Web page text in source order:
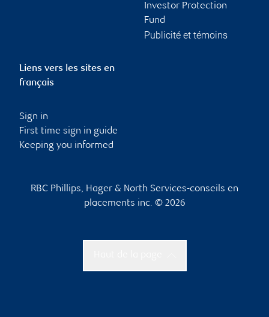
Investor Protection
Fund
Publicité et témoins
Liens vers les sites en
français
Sign in
First time sign in guide
Keeping you informed
RBC Phillips, Hager & North Services-conseils en
placements inc. © 2026